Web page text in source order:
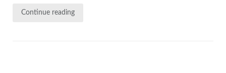
Continue reading